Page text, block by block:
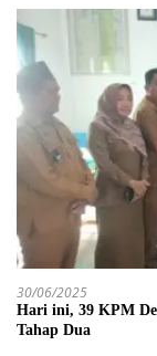
30/06/2025
Hari ini, 39 KPM
Tahap Dua